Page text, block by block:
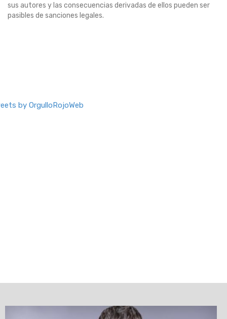
sus autores y las consecuencias derivadas de ellos pueden ser
pasibles de sanciones legales.
by OrgulloRojoWeb